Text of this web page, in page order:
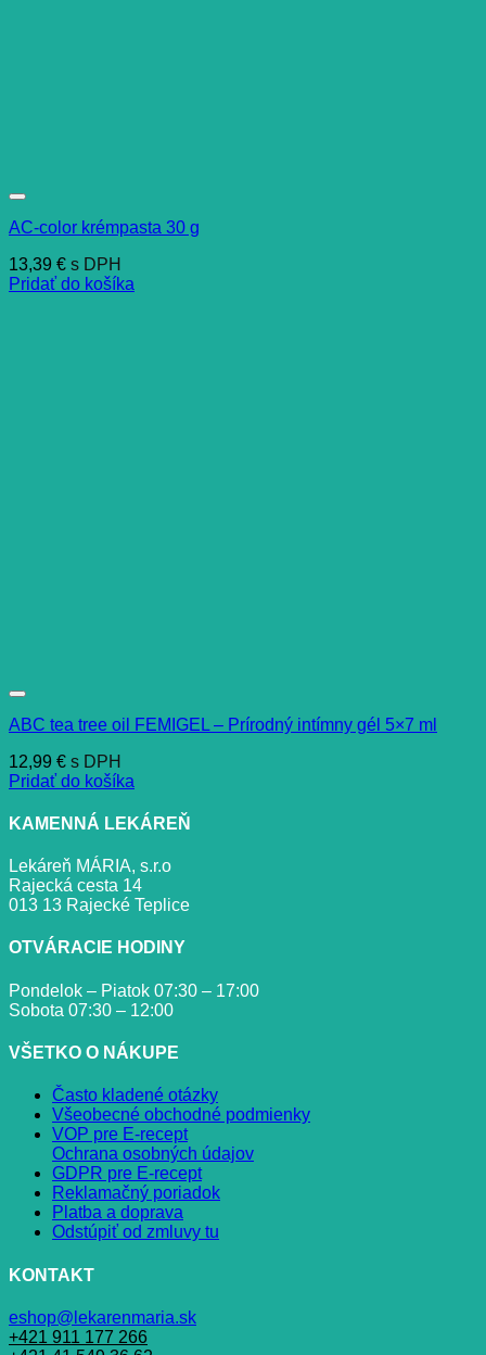
AC-color krémpasta 30 g
13,39 € s DPH
Pridať do košíka
ABC tea tree oil FEMIGEL – Prírodný intímny gél 5×7 ml
12,99 € s DPH
Pridať do košíka
KAMENNÁ LEKÁREŇ
Lekáreň MÁRIA, s.r.o
Rajecká cesta 14
013 13 Rajecké Teplice
OTVÁRACIE HODINY
Pondelok – Piatok 07:30 – 17:00
Sobota 07:30 – 12:00
VŠETKO O NÁKUPE
Často kladené otázky
Všeobecné obchodné podmienky
VOP pre E-recept
Ochrana osobných údajov
GDPR pre E-recept
Reklamačný poriadok
Platba a doprava
Odstúpiť od zmluvy tu
KONTAKT
eshop@lekarenmaria.sk
+421 911 177 266